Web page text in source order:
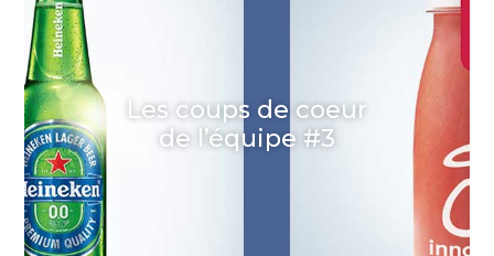
Les coups de coeur
de l’équipe #3